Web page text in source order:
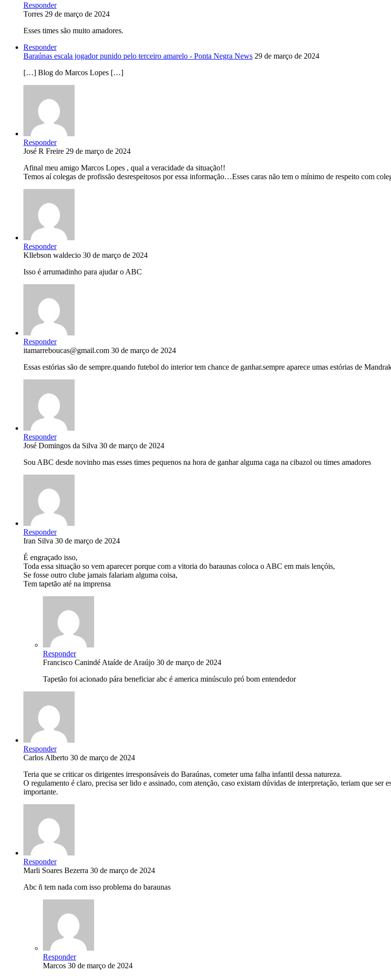
Responder
Torres 29 de março de 2024
Esses times são muito amadores.
Responder
Baraúnas escala jogador punido pelo terceiro amarelo - Ponta Negra News 29 de março de 2024
[…] Blog do Marcos Lopes […]
Responder
José R Freire 29 de março de 2024
Afinal meu amigo Marcos Lopes , qual a veracidade da situação!!
Temos aí colegas de profissão desrespeitosos por essa informação…Esses caras não tem o mínimo de respeito com
Responder
Kllebson waldecio 30 de março de 2024
Isso é arrumadinho para ajudar o ABC
Responder
itamarreboucas@gmail.com 30 de março de 2024
Essas estórias são de sempre.quando futebol do interior tem chance de ganhar.sempre aparece umas estórias de
Responder
José Domingos da Silva 30 de março de 2024
Sou ABC desde novinho mas esses times pequenos na hora de ganhar alguma caga na cibazol ou times amadores
Responder
Iran Silva 30 de março de 2024
É engraçado isso,
Toda essa situação so vem aparecer porque com a vitoria do baraunas coloca o ABC em mais lençóis,
Se fosse outro clube jamais falariam alguma coisa,
Tem tapetão até na imprensa
Responder
Francisco Canindé Ataíde de Araújo 30 de março de 2024
Tapetão foi acionado pára beneficiar abc é america minúsculo pró bom entendedor
Responder
Carlos Alberto 30 de março de 2024
Teria que se criticar os dirigentes irresponsáveis do Baraúnas, cometer uma falha infantil dessa natureza.
O regulamento é claro, precisa ser lido e assinado, com atenção, caso existam dúvidas de interpretação, teriam que
importante.
Responder
Marli Soares Bezerra 30 de março de 2024
Abc ñ tem nada com isso problema do baraunas
Responder
Marcos 30 de março de 2024